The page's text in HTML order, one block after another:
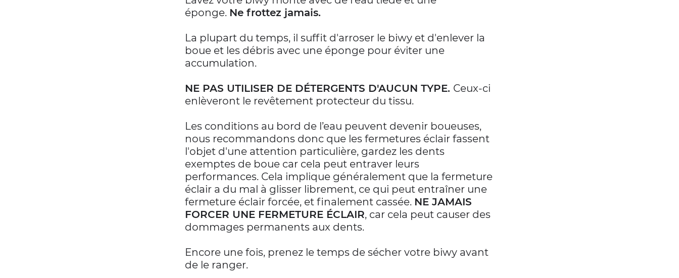
éponge. Ne frottez jamais.
La plupart du temps, il suffit d'arroser le biwy et d'enlever la
boue et les débris avec une éponge pour éviter une
accumulation.
NE PAS UTILISER DE DÉTERGENTS D'AUCUN TYPE. Ceux-ci
enlèveront le revêtement protecteur du tissu.
Les conditions au bord de l’eau peuvent devenir boueuses,
nous recommandons donc que les fermetures éclair fassent
l'objet d'une attention particulière, gardez les dents
exemptes de boue car cela peut entraver leurs
performances. Cela implique généralement que la fermeture
éclair a du mal à glisser librement, ce qui peut entraîner une
fermeture éclair forcée, et finalement cassée. NE JAMAIS
FORCER UNE FERMETURE ÉCLAIR, car cela peut causer des
dommages permanents aux dents.
Encore une fois, prenez le temps de sécher votre biwy avant
de le ranger.